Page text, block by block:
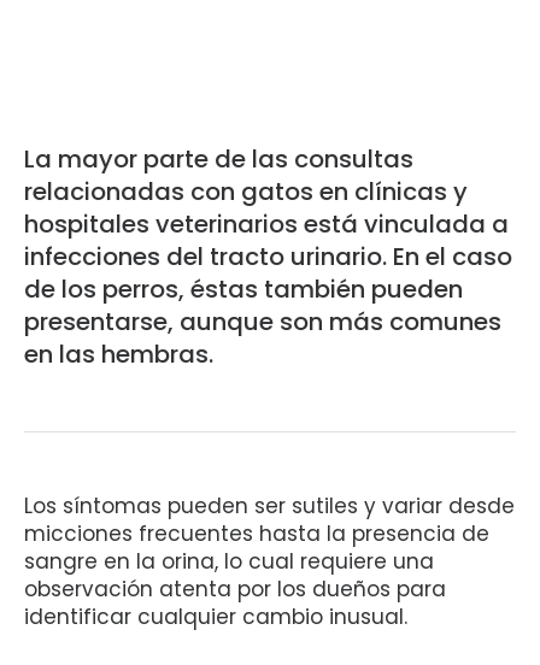
La mayor parte de las consultas
relacionadas con gatos en clínicas y
hospitales veterinarios está vinculada a
infecciones del tracto urinario. En el caso
de los perros, éstas también pueden
presentarse, aunque son más comunes
en las hembras.
Los síntomas pueden ser sutiles y variar desde
micciones frecuentes hasta la presencia de
sangre en la orina, lo cual requiere una
observación atenta por los dueños para
identificar cualquier cambio inusual.